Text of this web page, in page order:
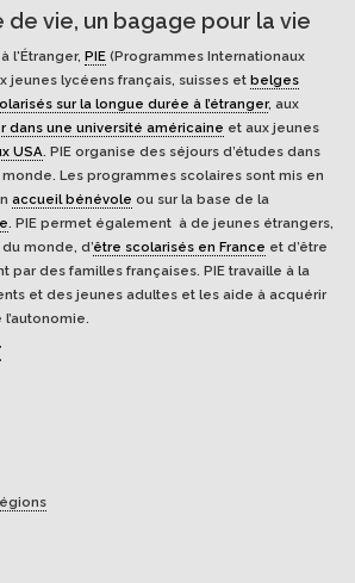
de vie, un bagage pour la vie
l'Étranger, PIE (Programmes Internationaux
jeunes lycéens français, suisses et belges
sur la longue durée à l’étranger, aux
dans une université américaine et aux jeunes
USA. PIE organise des séjours d’études dans
Les programmes scolaires sont mis en
accueil bénévole ou sur la base de la
. PIE permet également à de jeunes étrangers,
monde, d’être scolarisés en France et d’être
par des familles françaises. PIE travaille à la
et des jeunes adultes et les aide à acquérir